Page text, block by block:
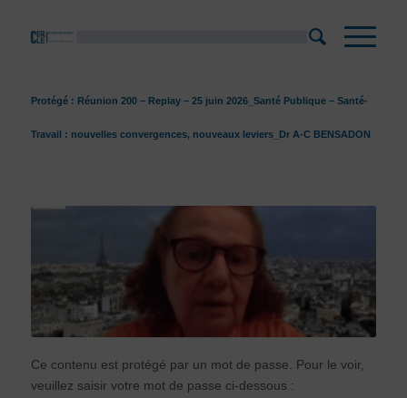
Protégé : Réunion 200 – Replay – 25 juin 2026_Santé Publique – Santé-
Travail : nouvelles convergences, nouveaux leviers_Dr A-C BENSADON
Ce contenu est protégé par un mot de passe. Pour le voir,
veuillez saisir votre mot de passe ci-dessous :